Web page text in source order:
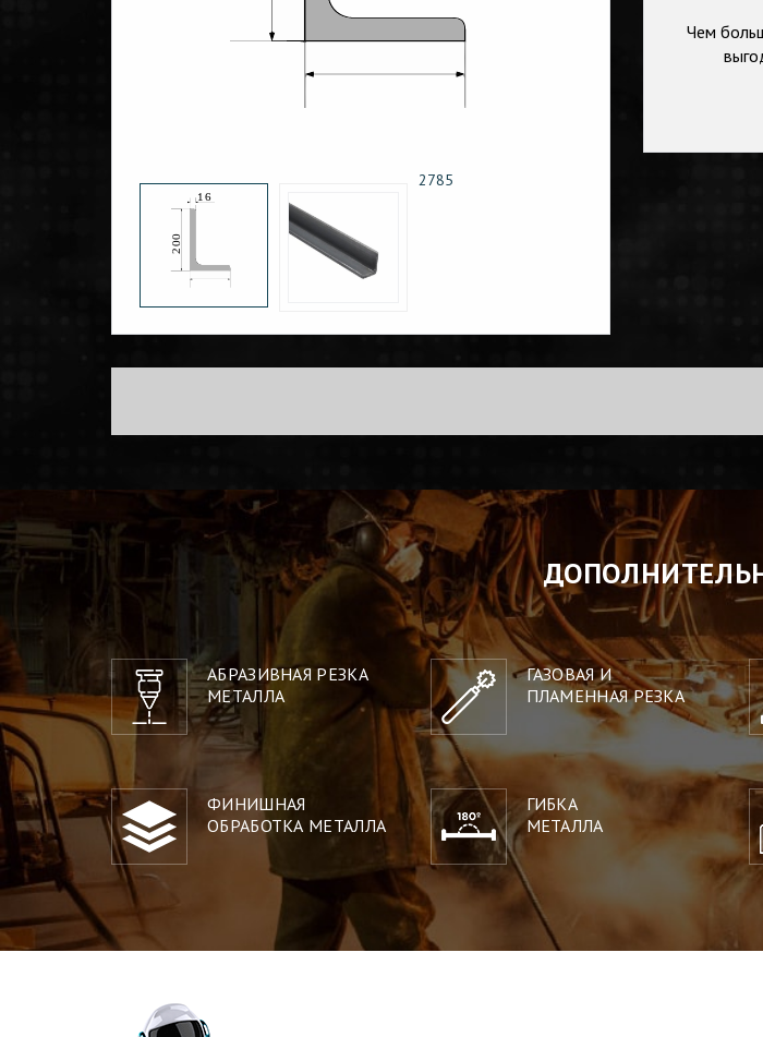
2785
200
16
Чем
АБРАЗИВНАЯ РЕЗКА
МЕТАЛЛА
ГАЗОВАЯ И
ПЛАМЕННАЯ РЕЗКА
ФИНИШНАЯ
ОБРАБОТКА МЕТАЛЛА
ГИБКА
МЕТАЛЛА